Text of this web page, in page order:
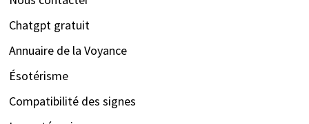
Chatgpt gratuit
Annuaire de la Voyance
Ésotérisme
Compatibilité des signes